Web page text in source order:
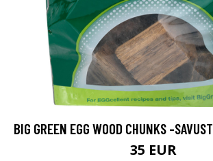
BIG GREEN EGG WOOD CHUNKS -
35 EUR